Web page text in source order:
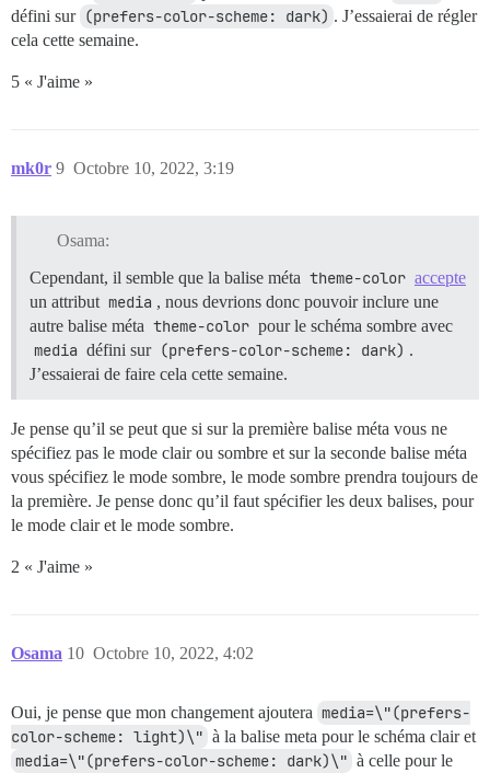
défini sur (prefers-color-scheme: dark) . J’essaierai de régler
cela cette semaine.
5 « J'aime »
mk0r Octobre 10, 2022, 3:19
9
Osama:
Cependant, il semble que la balise méta theme-color accepte
un attribut media , nous devrions donc pouvoir inclure une
autre balise méta theme-color pour le schéma sombre avec
media défini sur (prefers-color-scheme: dark) .
J’essaierai de faire cela cette semaine.
Je pense qu’il se peut que si sur la première balise méta vous ne
spécifiez pas le mode clair ou sombre et sur la seconde balise méta
vous spécifiez le mode sombre, le mode sombre prendra toujours de
la première. Je pense donc qu’il faut spécifier les deux balises, pour
le mode clair et le mode sombre.
2 « J'aime »
Osama Octobre 10, 2022, 4:02
10
Oui, je pense que mon changement ajoutera media=\"(prefers-
color-scheme: light)\" à la balise meta pour le schéma clair et
media=\"(prefers-color-scheme: dark)\" à celle pour le